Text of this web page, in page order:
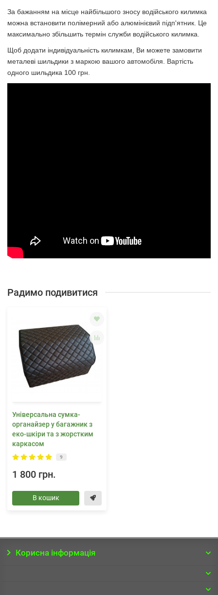
За бажанням на місце найбільшого зносу водійського килимка
можна встановити полімерний або алюмінієвий підп'ятник. Це
максимально збільшить термін служби водійського килимка.
Щоб додати індивідуальність килимкам, Ви можете замовити
металеві шильдики з маркою вашого автомобіля. Вартiсть
одного шильдика 100 грн.
Радимо подивитися
Універсальна сумка-
органайзер у багажник з
еко-шкіри та з жорстким
каркасом
9
1 800 грн.
В кошик
Корисна інформація